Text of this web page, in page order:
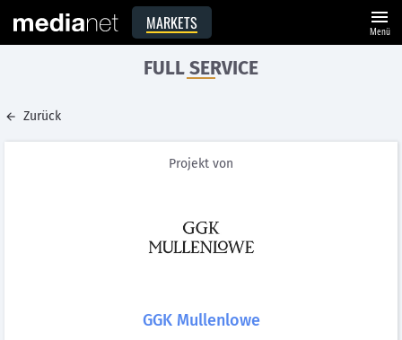
MARKETS menu
Menü
FULL SERVICE
Zurück
Projekt von
GGK Mullenlowe